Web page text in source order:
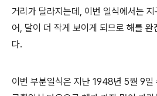
거리가 달라지는데, 이번 일식에서는
어, 달이 더 작게 보이게 되므로 해를 완
다.
이번 부분일식은 지난 1948년 5월 9일